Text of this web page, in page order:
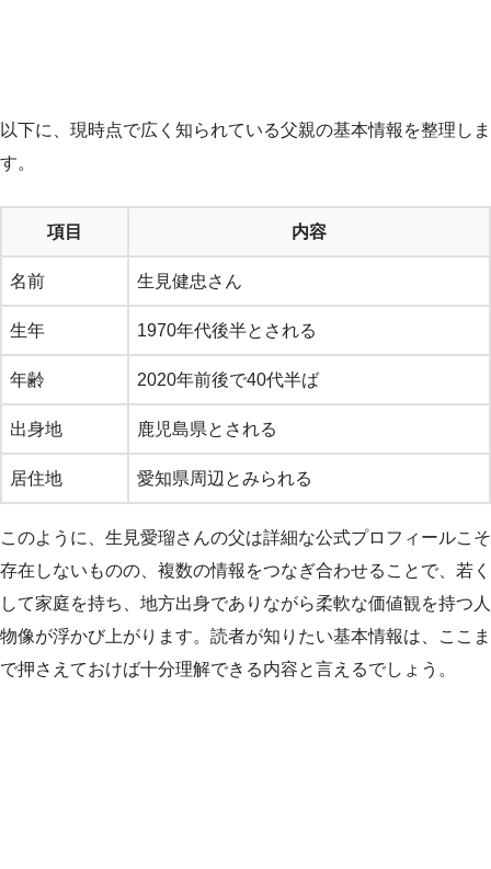
以下に、現時点で広く知られている父親の基本情報を整理しま
す。
項目 内容
名前 生見健忠さん
生年 1970年代後半とされる
年齢 2020年前後で40代半ば
出身地 鹿児島県とされる
居住地 愛知県周辺とみられる
このように、生見愛瑠さんの父は詳細な公式プロフィールこそ
存在しないものの、複数の情報をつなぎ合わせることで、若く
して家庭を持ち、地方出身でありながら柔軟な価値観を持つ人
物像が浮かび上がります。読者が知りたい基本情報は、ここま
で押さえておけば十分理解できる内容と言えるでしょう。